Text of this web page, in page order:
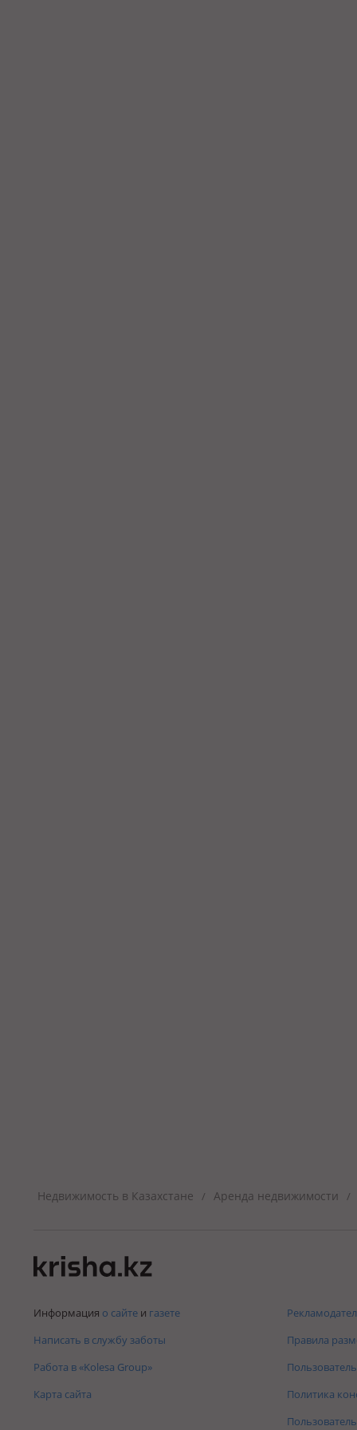
Недвижимость в Казахстане / Аренда недвижимости /
Информация о сайте и газете
Написать в службу заботы
Работа в «Kolesa Group»
Карта сайта
Правила
Политика